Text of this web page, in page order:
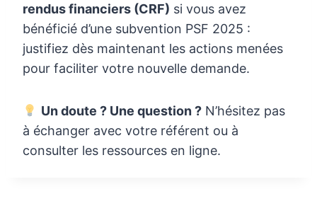
rendus financiers (CRF) si vous avez
bénéficié d’une subvention PSF 2025 :
justifiez dès maintenant les actions menées
pour faciliter votre nouvelle demande.
Un doute ? Une question ?N’hésitez pas
à échanger avec votre référent ou à
consulter les ressources en ligne.